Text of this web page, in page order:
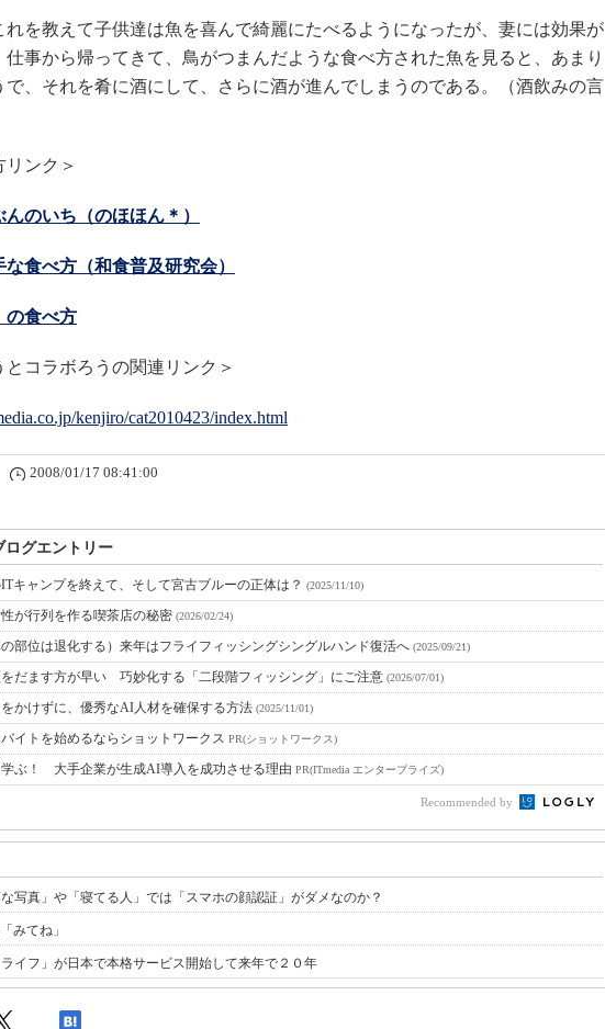
れを教えて子供達は魚を喜んで綺麗にたべるようになったが、妻には効果が
事から帰ってきて、鳥がつまんだような食べ方された魚を見ると、あまり
で、それを肴に酒にして、さらに酒が進んでしまうのである。（酒飲みの言
リンク＞
のいち（のほほん＊）
な食べ方（和食普及研究会）
の食べ方
とコラボろうの関連リンク＞
kenjiro/cat2010423/index.html
2008/01/17 08:41:00
ログエントリー
キャンプを終えて、そして宮古ブルーの正体は？ (2025/11/10)
が行列を作る喫茶店の秘密 (2026/02/24)
部位は退化する）来年はフライフィッシングシングルハンド復活へ (2025/09/21)
だます方が早い 巧妙化する「二段階フィッシング」にご注意 (2026/07/01)
かけずに、優秀なAI人材を確保する方法 (2025/11/01)
イトを始めるならショットワークス PR(ショットワークス)
学ぶ！ 大手企業が生成AI導入を成功させる理由 PR(ITmedia エンタープライズ)
Recommended by
写真」や「寝てる人」では「スマホの顔認証」がダメなのか？
みてね」
ライフ」が日本で本格サービス開始して来年で２０年